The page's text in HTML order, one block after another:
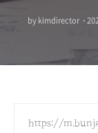
by kimdirector ·
https://